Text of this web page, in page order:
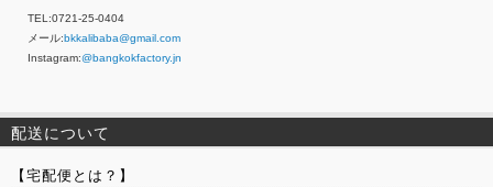
TEL:0721-25-0404
メール:bkkalibaba@gmail.com
Instagram:@bangkokfactory.jn
配送について
【宅配便とは？】